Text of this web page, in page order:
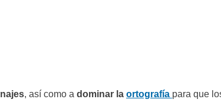
, así como a dominar la ortografía para que